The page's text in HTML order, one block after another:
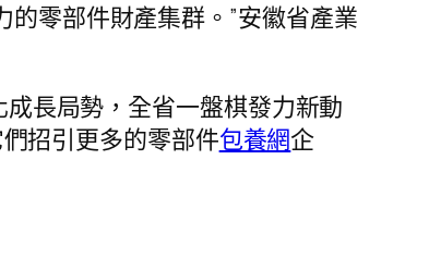
零部件財產集群。”安徽省產業
長局勢，全省一盤棋發力新動
招引更多的零部件包養網企